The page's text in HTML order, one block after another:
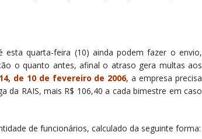
quarta-feira (10) ainda podem fazer o envio,
o quanto antes, afinal o atraso gera multas aos
de 10 de fevereiro de 2006, a empresa precisa
da RAIS, mais R$ 106,40 a cada bimestre em caso
de funcionários, calculado da seguinte forma: